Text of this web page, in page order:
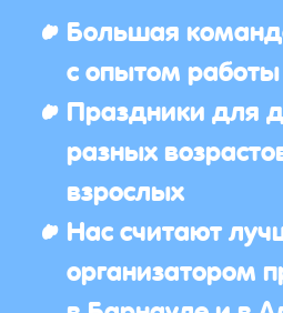
Большая
с опытом работы
Праздники для
разных
взрослых
Нас считают
организатором